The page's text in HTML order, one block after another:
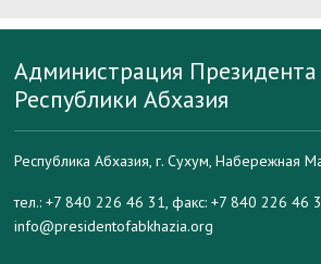
Администрация Президента
Республики Абхазия
Республика Абхазия, г. Сухум, Набережная
тел.: +7 840 226 46 31, факс: +7 840 226 46
info@presidentofabkhazia.org